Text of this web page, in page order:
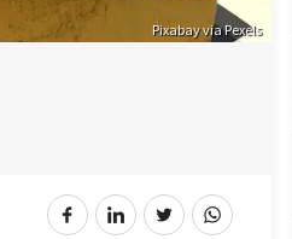
Pixabay via Pexels